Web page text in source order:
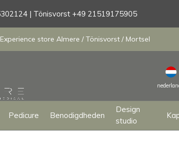
Pedicure Benodigdheden
Design
studio
Experience store Almere / Tönisvorst / Mortsel
| Tönisvorst +49 21519175905